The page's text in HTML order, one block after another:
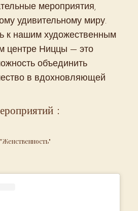
мероприятия,
удивительному миру.
к нашим художественным
центре Ниццы — это
объединить
в вдохновляющей
: